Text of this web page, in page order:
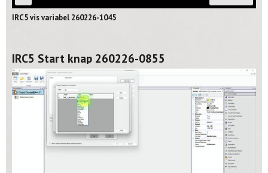
IRC5 vis variabel 260226-1045
IRC5 Start knap 260226-0855